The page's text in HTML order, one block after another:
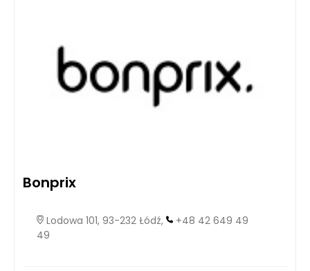
Bonprix
Lodowa 101, 93-232 Łódź,
+48 42 649 49
49